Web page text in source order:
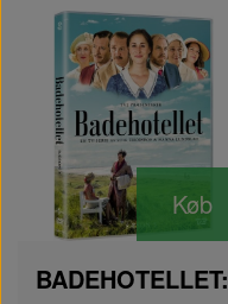
Køb
BADEHOTELLET: